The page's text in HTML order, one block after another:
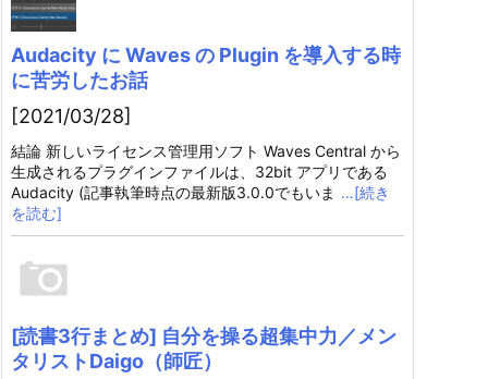
Audacity に Waves の Plugin を導入する時
に苦労したお話
[2021/03/28]
結論 新しいライセンス管理用ソフト Waves Central から
生成されるプラグインファイルは、32bit アプリである
Audacity (記事執筆時点の最新版3.0.0でもいま …[続き
を読む]
[読書3行まとめ] 自分を操る超集中力／メン
タリストDaigo（師匠）